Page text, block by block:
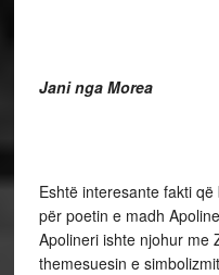
Jani nga Morea
Eshtë interesante fakti
për poetin e madh
Apolineri ishte njohur me
themesuesin e